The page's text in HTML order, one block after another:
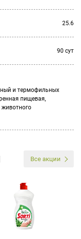
25.6
90 сут
и термофильных
пищевая,
Все акции